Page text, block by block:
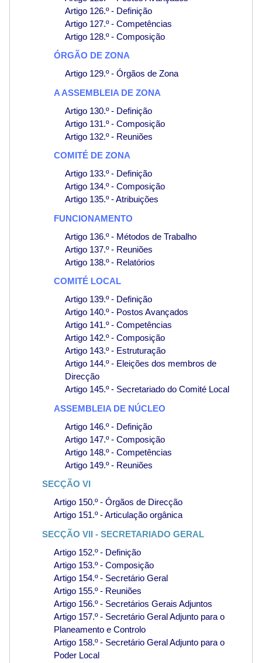
Artigo 126.º - Definição
Artigo 127.º - Competências
Artigo 128.º - Composição
ÓRGÃO DE ZONA
Artigo 129.º - Órgãos de Zona
A ASSEMBLEIA DE ZONA
Artigo 130.º - Definição
Artigo 131.º - Composição
Artigo 132.º - Reuniões
COMITÉ DE ZONA
Artigo 133.º - Definição
Artigo 134.º - Composição
Artigo 135.º - Atribuições
FUNCIONAMENTO
Artigo 136.º - Métodos de Trabalho
Artigo 137.º - Reuniões
Artigo 138.º - Relatórios
COMITÉ LOCAL
Artigo 139.º - Definição
Artigo 140.º - Postos Avançados
Artigo 141.º - Competências
Artigo 142.º - Composição
Artigo 143.º - Estruturação
Artigo 144.º - Eleições dos membros de
Direcção
Artigo 145.º - Secretariado do Comité Local
ASSEMBLEIA DE NÚCLEO
Artigo 146.º - Definição
Artigo 147.º - Composição
Artigo 148.º - Competências
Artigo 149.º - Reuniões
SECÇÃO VI
Artigo 150.º - Órgãos de Direcção
Artigo 151.º - Articulação orgânica
SECÇÃO VII - SECRETARIADO GERAL
Artigo 152.º - Definição
Artigo 153.º - Composição
Artigo 154.º - Secretário Geral
Artigo 155.º - Reuniões
Artigo 156.º - Secretários Gerais Adjuntos
Artigo 157.º - Secretário Geral Adjunto para o
Planeamento e Controlo
Artigo 158.º - Secretário Geral Adjunto para o
Poder Local